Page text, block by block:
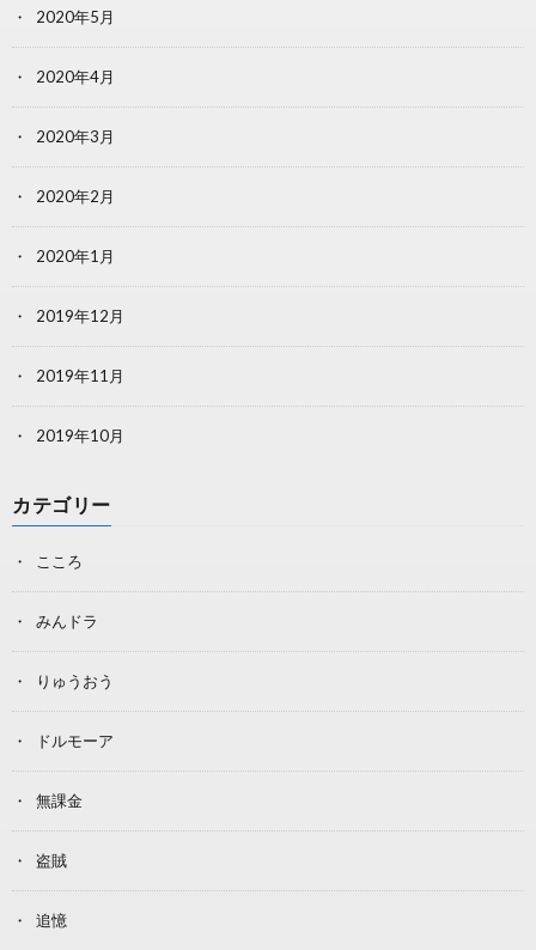
2020年5月
2020年4月
2020年3月
2020年2月
2020年1月
2019年12月
2019年11月
2019年10月
カテゴリー
こころ
みんドラ
りゅうおう
ドルモーア
無課金
盗賊
追憶